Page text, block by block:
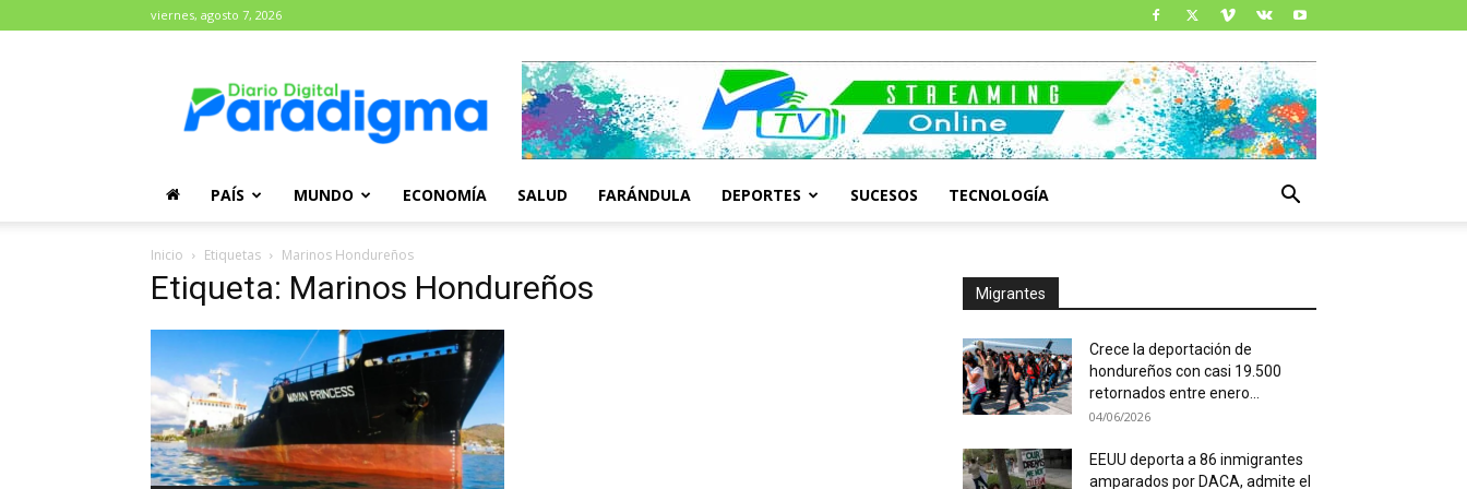
viernes, agosto 7, 2026
Paradigma
PAÍS MUNDO ECONOMÍA SALUD FARÁNDULA DEPORTES SUCESOS TECNOLOGÍA
Inicio Etiquetas Marinos Hondureños
Etiqueta: Marinos Hondureños Migrantes
Crece la deportación de
hondureños con casi 19.500
retornados entre enero...
04/06/2026
EEUU deporta a 86 inmigrantes
amparados por DACA, admite el